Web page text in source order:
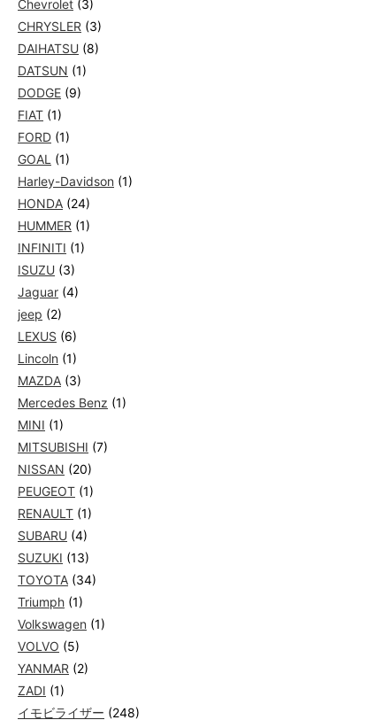
Chevrolet (3)
CHRYSLER (3)
DAIHATSU (8)
DATSUN (1)
DODGE (9)
FIAT (1)
FORD (1)
GOAL (1)
Harley-Davidson (1)
HONDA (24)
HUMMER (1)
INFINITI (1)
ISUZU (3)
Jaguar (4)
jeep (2)
LEXUS (6)
Lincoln (1)
MAZDA (3)
Mercedes Benz (1)
MINI (1)
MITSUBISHI (7)
NISSAN (20)
PEUGEOT (1)
RENAULT (1)
SUBARU (4)
SUZUKI (13)
TOYOTA (34)
Triumph (1)
Volkswagen (1)
VOLVO (5)
YANMAR (2)
ZADI (1)
イモビライザー (248)